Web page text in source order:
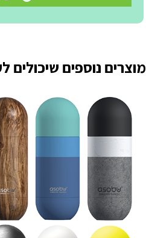
מוצרים נוספים שיכולים